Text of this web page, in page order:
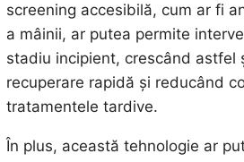
screening accesibilă, cum ar fi
a mâinii, ar putea permite
stadiu incipient, crescând astfel
recuperare rapidă și reducând
tratamentele tardive.
În plus, această tehnologie ar